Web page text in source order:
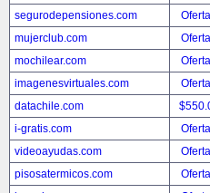
segurodepensiones.com
mujerclub.com
mochilear.com
imagenesvirtuales.com
datachile.com
i-gratis.com
videoayudas.com
pisosatermicos.com